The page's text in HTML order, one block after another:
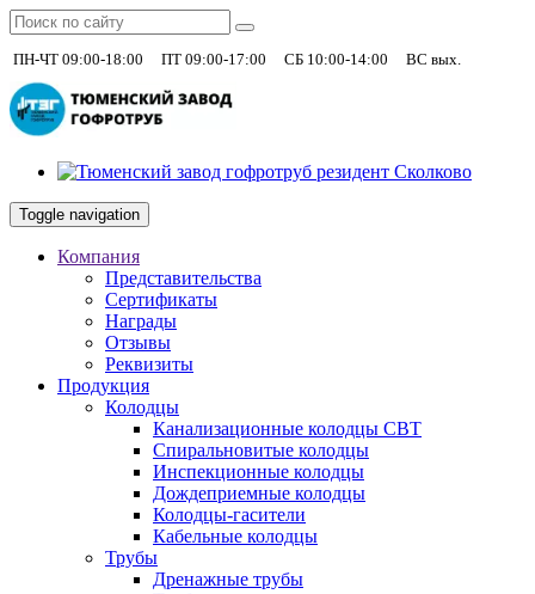
ПН-ЧТ 09:00-18:00 ПТ 09:00-17:00 СБ 10:00-14:00 ВС вых.
Toggle navigation
Компания
Представительства
Сертификаты
Награды
Отзывы
Реквизиты
Продукция
Колодцы
Канализационные колодцы СВТ
Спиральновитые колодцы
Инспекционные колодцы
Дождеприемные колодцы
Колодцы-гасители
Кабельные колодцы
Трубы
Дренажные трубы